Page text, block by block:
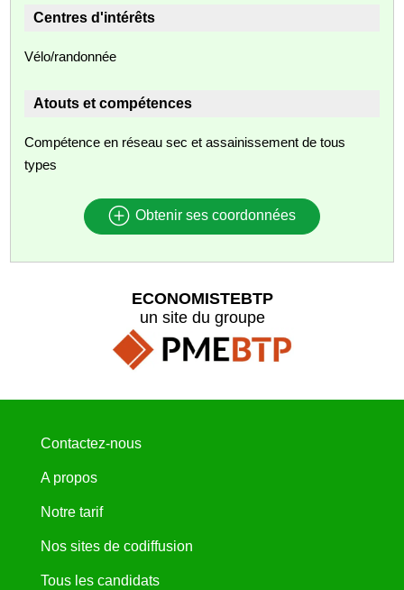
Centres d'intérêts
Vélo/randonnée
Atouts et compétences
Compétence en réseau sec et assainissement de tous
types
Obtenir ses coordonnées
ECONOMISTEBTP
un site du groupe
Contactez-nous
A propos
Notre tarif
Nos sites de codiffusion
Tous les candidats